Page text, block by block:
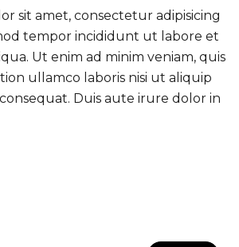
sit amet, consectetur adipisicing
tempor incididunt ut labore et
Ut enim ad minim veniam, quis
ullamco laboris nisi ut aliquip
Duis aute irure dolor in